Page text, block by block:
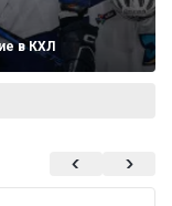
в КХЛ